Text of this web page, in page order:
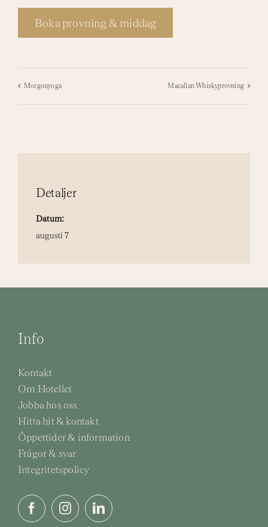
Boka provning & middag
Morgonyoga Macallan Whiskyprovning
Detaljer
Datum:
augusti 7
Info
Kontakt
Om Hotellet
Jobba hos oss
Hitta hit & kontakt
Öppettider & information
Frågor & svar
Integritetspolicy